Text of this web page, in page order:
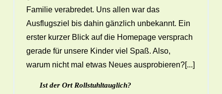
Familie verabredet. Uns allen war das
Ausflugsziel bis dahin gänzlich unbekannt. Ein
erster kurzer Blick auf die Homepage versprach
gerade für unsere Kinder viel Spaß. Also,
warum nicht mal etwas Neues ausprobieren?[...]
Ist der Ort Rollstuhltauglich?